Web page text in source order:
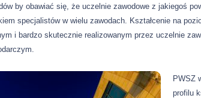
by obawiać się, że uczelnie zawodowe z jakiegoś
specjalistów w wielu zawodach. Kształcenie na
i bardzo skutecznie realizowanym przez uczelnie
PWSZ
profilu